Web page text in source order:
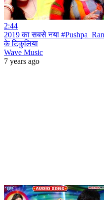
2:44
2019 का सबसे नया
के टिकुलिया
Wave Music
7 years ago